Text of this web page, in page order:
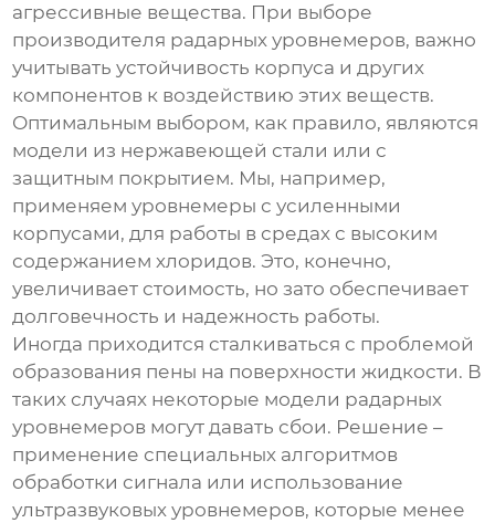
агрессивные вещества. При выборе
производителя радарных уровнемеров, важно
учитывать устойчивость корпуса и других
компонентов к воздействию этих веществ.
Оптимальным выбором, как правило, являются
модели из нержавеющей стали или с
защитным покрытием. Мы, например,
применяем уровнемеры с усиленными
корпусами, для работы в средах с высоким
содержанием хлоридов. Это, конечно,
увеличивает стоимость, но зато обеспечивает
долговечность и надежность работы.
Иногда приходится сталкиваться с проблемой
образования пены на поверхности жидкости. В
таких случаях некоторые модели радарных
уровнемеров могут давать сбои. Решение –
применение специальных алгоритмов
обработки сигнала или использование
ультразвуковых уровнемеров, которые менее